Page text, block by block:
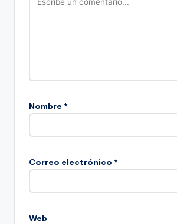
Nombre *
Correo electrónico *
Web